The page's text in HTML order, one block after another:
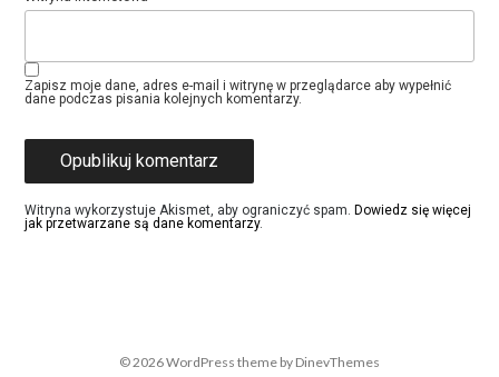
Zapisz moje dane, adres e-mail i witrynę w przeglądarce aby wypełnić
dane podczas pisania kolejnych komentarzy.
Witryna wykorzystuje Akismet, aby ograniczyć spam.Dowiedz się więcej
jak przetwarzane są dane komentarzy.
© 2026WordPress theme by DinevThemes